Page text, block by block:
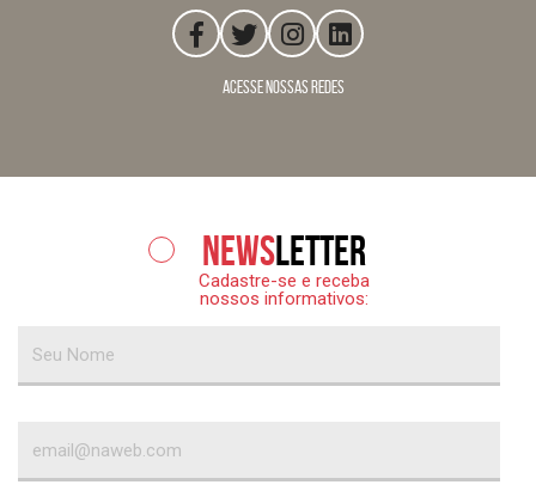
acesse nossas redes
Newsletter
Cadastre-se e receba
nossos informativos: